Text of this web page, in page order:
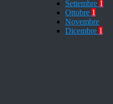
Settembre 1
Ottobre 1
Novembre
Dicembre 1